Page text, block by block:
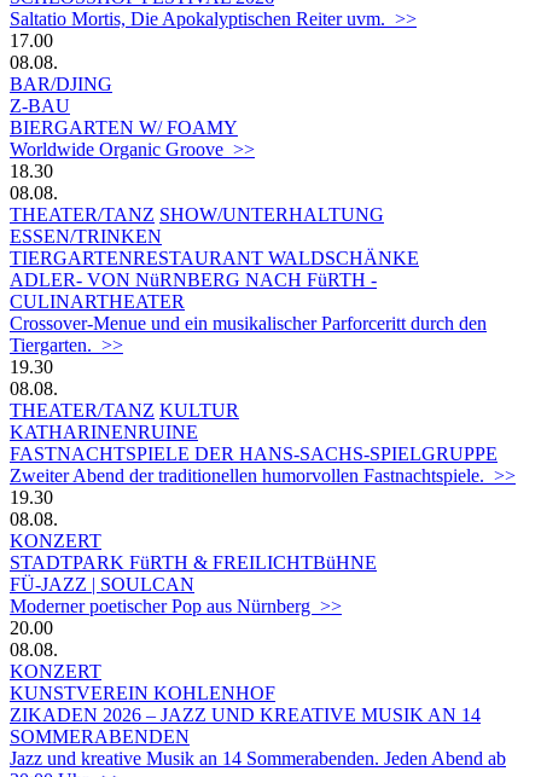
Saltatio Mortis, Die Apokalyptischen Reiter uvm. >>
17.00
08.08.
BAR/DJING
Z-BAU
BIERGARTEN W/ FOAMY
Worldwide Organic Groove >>
18.30
08.08.
THEATER/TANZ SHOW/UNTERHALTUNG
ESSEN/TRINKEN
TIERGARTEN­RESTAURANT WALDSCHÄNKE
ADLER- VON NüRNBERG NACH FüRTH -
CULINARTHEATER
Crossover-Menue und ein musikalischer Parforceritt durch den
Tiergarten. >>
19.30
08.08.
THEATER/TANZ KULTUR
KATHARINENRUINE
FASTNACHTSPIELE DER HANS-SACHS-SPIELGRUPPE
Zweiter Abend der traditionellen humorvollen Fastnachtspiele. >>
19.30
08.08.
KONZERT
STADTPARK FüRTH & FREILICHTBüHNE
FÜ-JAZZ | SOULCAN
Moderner poetischer Pop aus Nürnberg >>
20.00
08.08.
KONZERT
KUNSTVEREIN KOHLENHOF
ZIKADEN 2026 – JAZZ UND KREATIVE MUSIK AN 14
SOMMERABENDEN
Jazz und kreative Musik an 14 Sommerabenden. Jeden Abend ab